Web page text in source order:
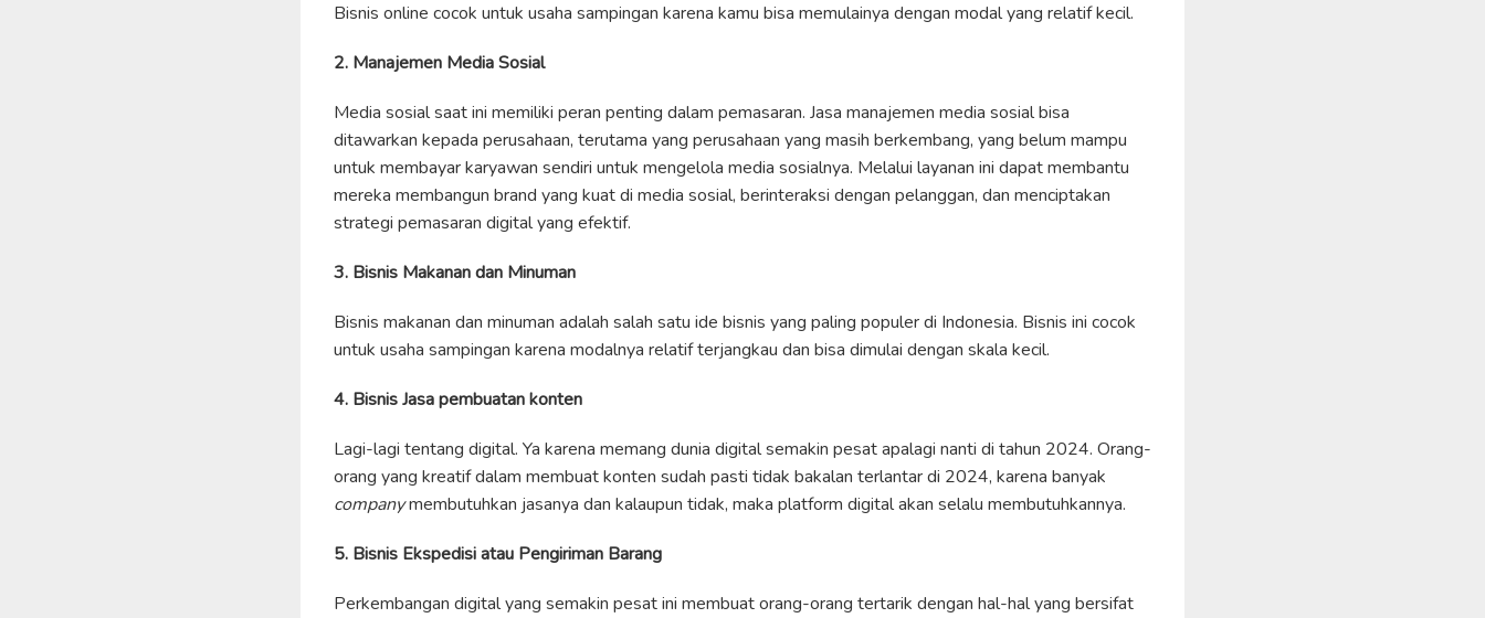
Bisnis online cocok untuk usaha sampingan karena kamu bisa memulainya dengan modal yang relatif kecil.
2. Manajemen Media Sosial
Media sosial saat ini memiliki peran penting dalam pemasaran. Jasa manajemen media sosial bisa
ditawarkan kepada perusahaan, terutama yang perusahaan yang masih berkembang, yang belum mampu
untuk membayar karyawan sendiri untuk mengelola media sosialnya. Melalui layanan ini dapat membantu
mereka membangun brand yang kuat di media sosial, berinteraksi dengan pelanggan, dan menciptakan
strategi pemasaran digital yang efektif.
3. Bisnis Makanan dan Minuman
Bisnis makanan dan minuman adalah salah satu ide bisnis yang paling populer di Indonesia. Bisnis ini cocok
untuk usaha sampingan karena modalnya relatif terjangkau dan bisa dimulai dengan skala kecil.
4. Bisnis Jasa pembuatan konten
Lagi-lagi tentang digital. Ya karena memang dunia digital semakin pesat apalagi nanti di tahun 2024. Orang-
orang yang kreatif dalam membuat konten sudah pasti tidak bakalan terlantar di 2024, karena banyak
companymembutuhkan jasanya dan kalaupun tidak, maka platform digital akan selalu membutuhkannya.
5. Bisnis Ekspedisi atau Pengiriman Barang
Perkembangan digital yang semakin pesat ini membuat orang-orang tertarik dengan hal-hal yang bersifat